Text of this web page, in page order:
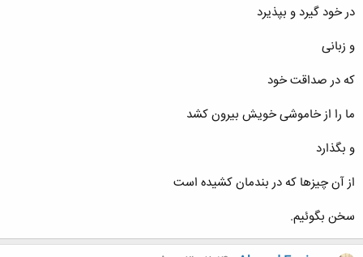
در خود گيرد و بپذيرد
و زبانی
که در صداقت خود
ما را از خاموشی خويش بيرون کشد
و بگذارد
از آن چيزها که در بندمان کشيده است
سخن بگوئيم.